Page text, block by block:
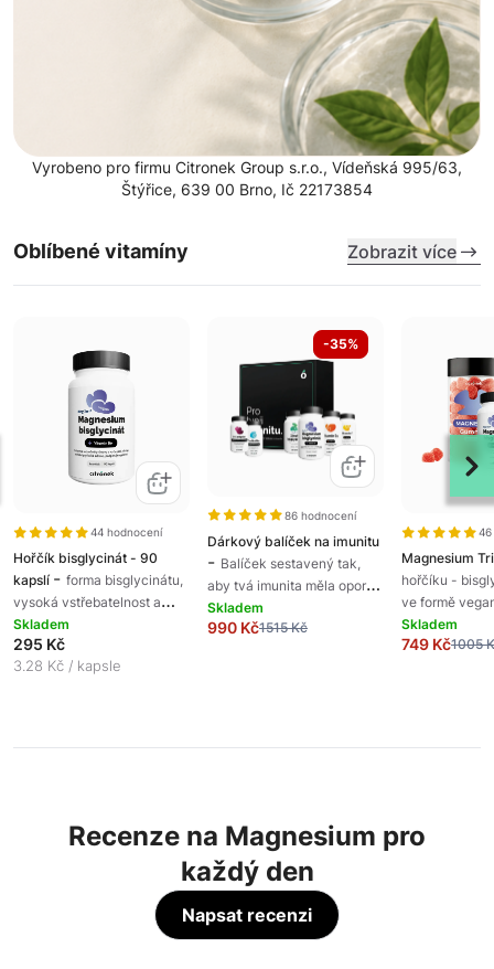
Vyrobeno pro firmu Citronek Group s.r.o., Vídeňská 995/63,
Štýřice, 639 00 Brno, Ič 22173854
Oblíbené vitamíny Zobrazit více
44 hodnocení
Hořčík bisglycinát - 90
kapslí - forma bisglycinátu,
vysoká vstřebatelnost a
využitelnost, veganská
kapsle, podpora regenerace,
doplněk stravy
Skladem
295 Kč
3.28 Kč / kapsle
-35%
86 hodnocení
Dárkový balíček na imunitu
- Balíček sestavený tak,
aby tvá imunita měla oporu
ve všem důležitém.
Vitaminy, minerální látky i
Skladem
990 Kč1515 Kč
46
Magnesium
hořčíku -
ve formě
a citrát ve
jahodovou
Skladem
749 Kč1005
Recenze na Magnesium pro
každý den
Napsat recenzi